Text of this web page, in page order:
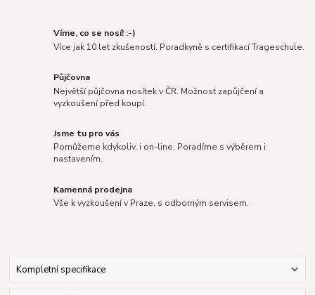
Víme, co se nosí! :-)
Více jak 10 let zkušeností. Poradkyně s certifikací Trageschule.
Půjčovna
Největší půjčovna nosítek v ČR. Možnost zapůjčení a
vyzkoušení před koupí.
Jsme tu pro vás
Pomůžeme kdykoliv, i on-line. Poradíme s výběrem i
nastavením.
Kamenná prodejna
Vše k vyzkoušení v Praze, s odborným servisem.
Kompletní specifikace